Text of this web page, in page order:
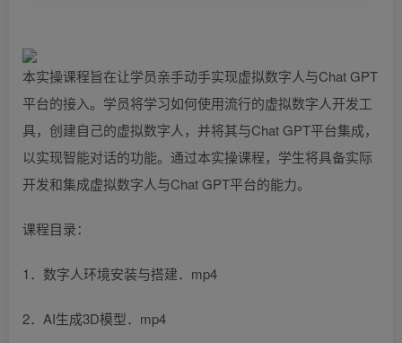
本实操课程旨在让学员亲手动手实现虚拟数字人与Chat GPT
平台的接入。学员将学习如何使用流行的虚拟数字人开发工
具，创建自己的虚拟数字人，并将其与Chat GPT平台集成，
以实现智能对话的功能。通过本实操课程，学生将具备实际
开发和集成虚拟数字人与Chat GPT平台的能力。
课程目录：
1．数字人环境安装与搭建．mp4
2．AI生成3D模型．mp4